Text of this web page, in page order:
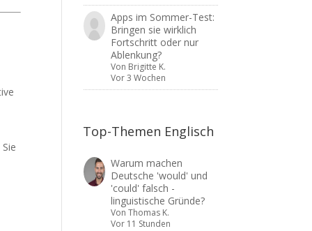
Apps im Sommer-Test:
Bringen sie wirklich
Fortschritt oder nur
Ablenkung?
Von Brigitte K.
Vor 3 Wochen
Top-Themen Englisch
Warum machen
Deutsche 'would' und
'could' falsch -
linguistische Gründe?
Von Thomas K.
Vor 11 Stunden